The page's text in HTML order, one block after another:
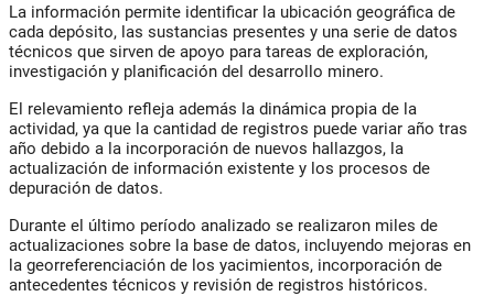
La información permite identificar la ubicación geográfica de
cada depósito, las sustancias presentes y una serie de datos
técnicos que sirven de apoyo para tareas de exploración,
investigación y planificación del desarrollo minero.
El relevamiento refleja además la dinámica propia de la
actividad, ya que la cantidad de registros puede variar año tras
año debido a la incorporación de nuevos hallazgos, la
actualización de información existente y los procesos de
depuración de datos.
Durante el último período analizado se realizaron miles de
actualizaciones sobre la base de datos, incluyendo mejoras en
la georreferenciación de los yacimientos, incorporación de
antecedentes técnicos y revisión de registros históricos.